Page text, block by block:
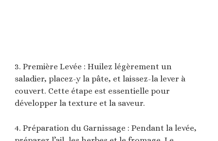
3. Première Levée : Huilez légèrement un
saladier, placez-y la pâte, et laissez-la lever à
couvert. Cette étape est essentielle pour
développer la texture et la saveur.
4. Préparation du Garnissage : Pendant la levée,